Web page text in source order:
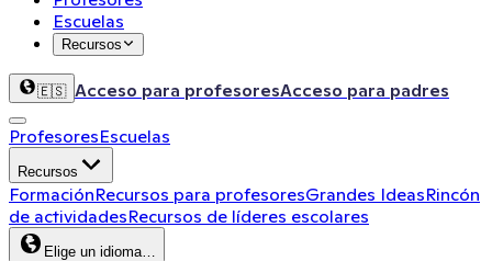
Escuelas
Recursos
🇪🇸 Acceso para profesoresAcceso para padres
ProfesoresEscuelas
Recursos
FormaciónRecursos para profesoresGrandes IdeasRincón
de actividadesRecursos de líderes escolares
Elige un idioma…